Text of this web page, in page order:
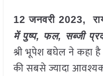
12 जनवरी 2023,
में पुष्प, फल, सब्जी
श्री भूपेश बघेल ने कहा
की सबसे ज्यादा